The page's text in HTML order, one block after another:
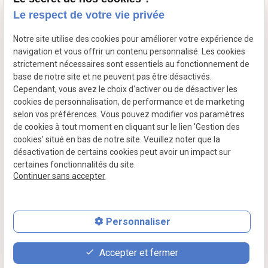
Du mardi au samedi de 10h à 12h puis de 14h à 18h
Retrouvez-moi sur les réseaux sociaux
Mentions légales
Politique de confidentialité
Plan du site
Gestion des cookies
feed
Devis
contact_page
Contact
phone
01 86 65 21 00
Le respect de votre vie privée
Notre site utilise des cookies pour améliorer votre expérience de
navigation et vous offrir un contenu personnalisé. Les cookies
strictement nécessaires sont essentiels au fonctionnement de
base de notre site et ne peuvent pas être désactivés.
Cependant, vous avez le choix d'activer ou de désactiver les
cookies de personnalisation, de performance et de marketing
selon vos préférences. Vous pouvez modifier vos paramètres
de cookies à tout moment en cliquant sur le lien 'Gestion des
cookies' situé en bas de notre site. Veuillez noter que la
désactivation de certains cookies peut avoir un impact sur
certaines fonctionnalités du site.
Continuer sans accepter
Personnaliser
Accepter et fermer